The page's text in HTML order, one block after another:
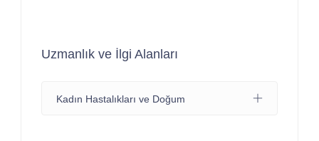
Uzmanlık ve İlgi Alanları
Kadın Hastalıkları ve Doğum